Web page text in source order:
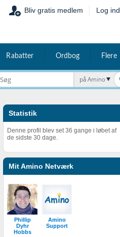
Bliv gratis medlem Log ind
Rabatter Ordbog Flere
på Amino
Statistik
Denne profil blev set 36 gange i løbet af
de sidste 30 dage.
Mit Amino Netværk
Phillip
Dyhr
Hobbs
Amino
Support